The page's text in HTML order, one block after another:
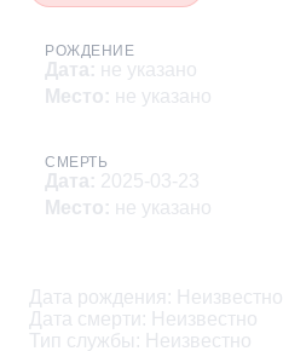
РОЖДЕНИЕ
Дата: не указано
Место: не указано
СМЕРТЬ
Дата: 2025-03-23
Место: не указано
Дата рождения: Неизвестно
Дата смерти: Неизвестно
Тип службы: Неизвестно